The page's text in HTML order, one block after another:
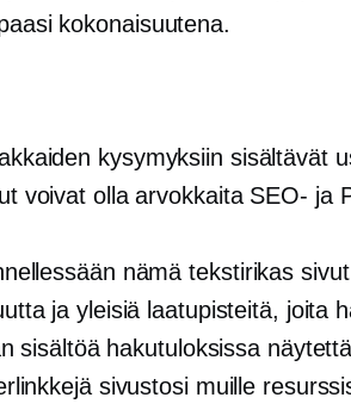
kokonaisuutena.
kysymyksiin sisältävät
voivat olla arvokkaita SEO- ja
nämätekstirikas
ja yleisiä laatupisteitä, joita
sisältöä hakutuloksissa
sivustosi muille